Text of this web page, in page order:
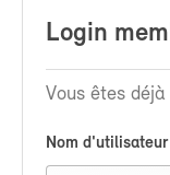
Login
Vous êtes
Nom